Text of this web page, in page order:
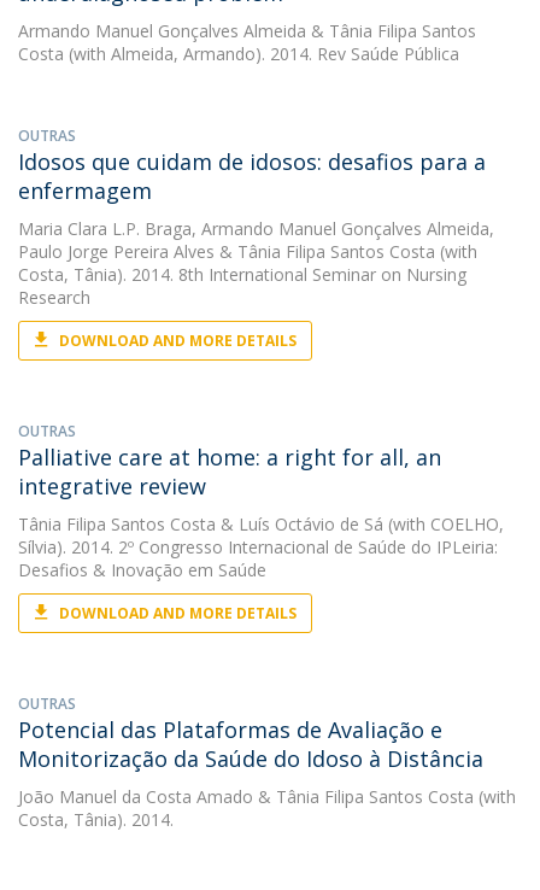
Armando Manuel Gonçalves Almeida & Tânia Filipa Santos
Costa (with Almeida, Armando). 2014. Rev Saúde Pública
OUTRAS
Idosos que cuidam de idosos: desafios para a
enfermagem
Maria Clara L.P. Braga, Armando Manuel Gonçalves Almeida,
Paulo Jorge Pereira Alves & Tânia Filipa Santos Costa (with
Costa, Tânia). 2014. 8th International Seminar on Nursing
Research
DOWNLOAD AND MORE DETAILS
OUTRAS
Palliative care at home: a right for all, an
integrative review
Tânia Filipa Santos Costa & Luís Octávio de Sá (with COELHO,
Sílvia). 2014. 2º Congresso Internacional de Saúde do IPLeiria:
Desafios & Inovação em Saúde
DOWNLOAD AND MORE DETAILS
OUTRAS
Potencial das Plataformas de Avaliação e
Monitorização da Saúde do Idoso à Distância
João Manuel da Costa Amado & Tânia Filipa Santos Costa (with
Costa, Tânia). 2014.